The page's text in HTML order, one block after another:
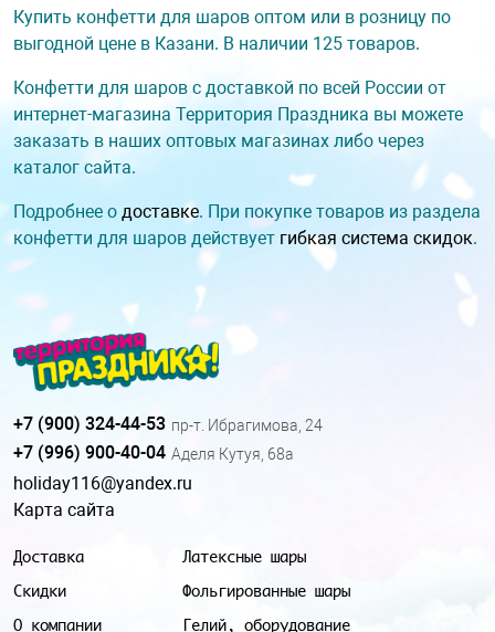
Купить конфетти для шаров оптом или в розницу по
выгодной цене в Казани. В наличии 125 товаров.
Конфетти для шаров с доставкой по всей России от
интернет-магазина Территория Праздника вы можете
заказать в наших оптовых магазинах либо через
каталог сайта.
Подробнее о доставке. При покупке товаров из раздела
конфетти для шаров действует гибкая система скидок.
Доставка
Скидки
О компании
Латексные шары
Фольгированные шары
Гелий, оборудование
+7 (900) 324-44-53 пр-т. Ибрагимова, 24
+7 (996) 900-40-04 Аделя Кутуя, 68а
holiday116@yandex.ru
Карта сайта